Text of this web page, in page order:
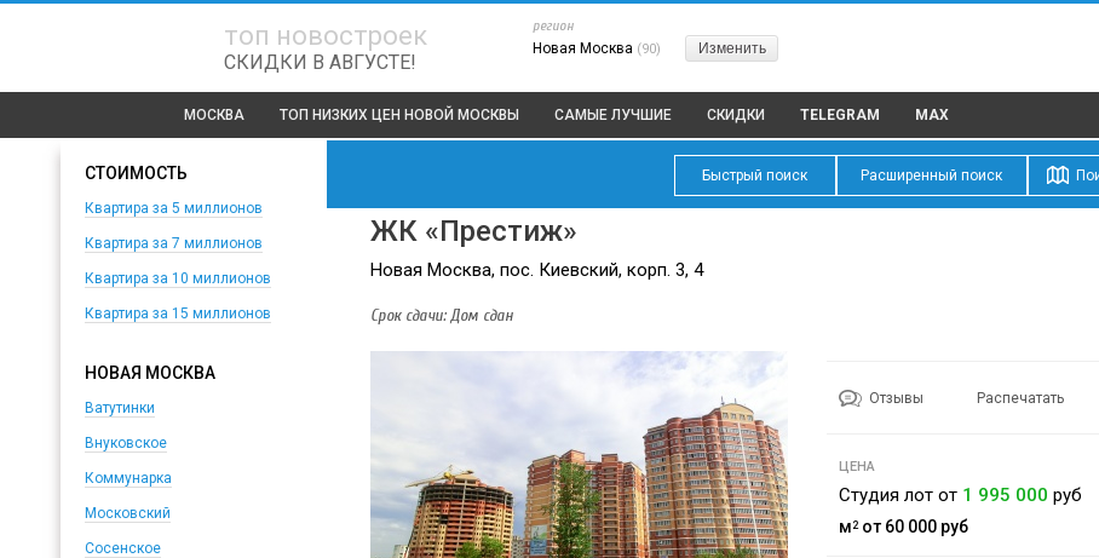
топ новостроек
СКИДКИ В АВГУСТЕ!
регион
Новая Москва (90) Изменить
МОСКВА ТОП НИЗКИХ ЦЕН НОВОЙ МОСКВЫ САМЫЕ ЛУЧШИЕ СКИДКИ TELEGRAM MAX
СТОИМОСТЬ
Квартира за 5 миллионов
Квартира за 7 миллионов
Квартира за 10 миллионов
Квартира за 15 миллионов
НОВАЯ МОСКВА
Ватутинки
Внуковское
Коммунарка
Московский
Сосенское
Быстрый поиск Расширенный поиск
ЖК «Престиж»
Новая Москва, пос. Киевский, корп. 3, 4
Срок сдачи: Дом сдан
Отзывы Распечатать
ЦЕНА
Студия лот от 1 995 000 руб
м 2 от 60 000 руб